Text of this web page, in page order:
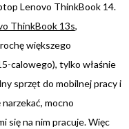
Lenovo ThinkBook 14.
ThinkBook 13s,
większego
calowego), tylko właśnie
sprzęt do mobilnej pracy i
mocno
się na nim pracuje. Więc